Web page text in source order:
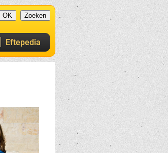
Eftepedia